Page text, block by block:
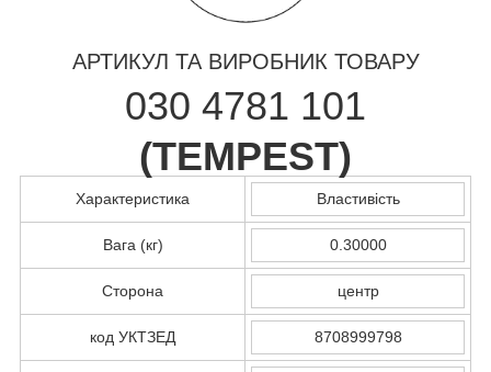
АРТИКУЛ ТА ВИРОБНИК ТОВАРУ
030 4781 101
(TEMPEST)
Характеристика Властивість
Вага (кг) 0.30000
Сторона центр
код УКТЗЕД 8708999798